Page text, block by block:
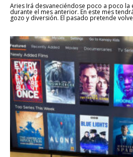
Aries Irá desvaneciéndose poco a poco
durante el mes anterior. En este mes
gozo y diversión. El pasado pretende